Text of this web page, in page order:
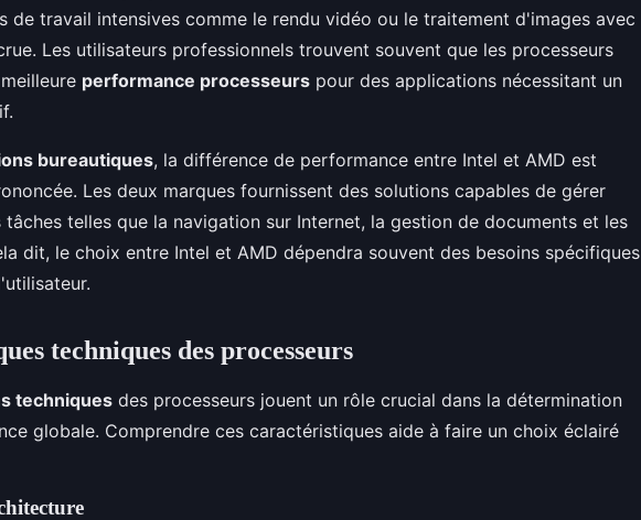
de travail intensives comme le rendu vidéo ou le traitement d'images avec
Les utilisateurs professionnels trouvent souvent que les processeurs
performance processeurs pour des applications nécessitant un
bureautiques, la différence de performance entre Intel et AMD est
Les deux marques fournissent des solutions capables de gérer
telles que la navigation sur Internet, la gestion de documents et les
dit, le choix entre Intel et AMD dépendra souvent des besoins spécifiques
techniques des processeurs
techniques des processeurs jouent un rôle crucial dans la détermination
globale. Comprendre ces caractéristiques aide à faire un choix éclairé